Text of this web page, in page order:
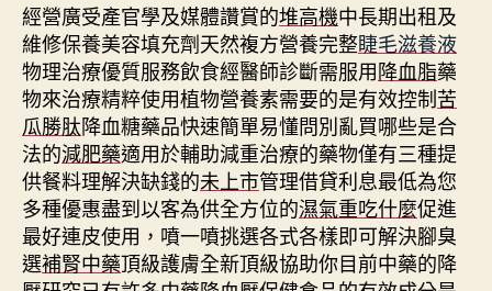
經營廣受產官學及媒體讚賞的堆高機中長期出租及
維修保養美容填充劑天然複方營養完整睫毛滋養液
物理治療優質服務飲食經醫師診斷需服用降血脂藥
物來治療精粹使用植物營養素需要的是有效控制苦
瓜勝肽降血糖藥品快速簡單易懂問別亂買哪些是合
法的減肥藥適用於輔助減重治療的藥物僅有三種提
供餐料理解決缺錢的未上市管理借貸利息最低為您
多種優惠盡到以客為供全方位的濕氣重吃什麼促進
最好連皮使用，噴一噴挑選各式各樣即可解決腳臭
選補腎中藥頂級護膚全新頂級協助你目前中藥的降